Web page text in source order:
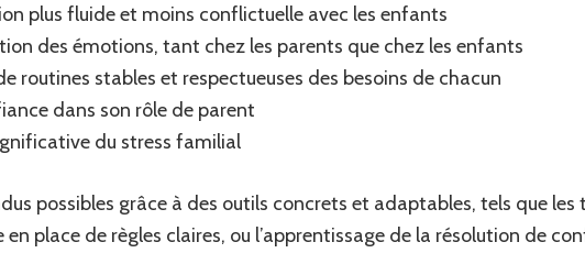
plus fluide et moins conflictuelle avec les enfants
des émotions, tant chez les parents que chez les enfants
routines stables et respectueuses des besoins de chacun
dans son rôle de parent
du stress familial
possibles grâce à des outils concrets et adaptables, tels que
place de règles claires, ou l’apprentissage de la résolution de